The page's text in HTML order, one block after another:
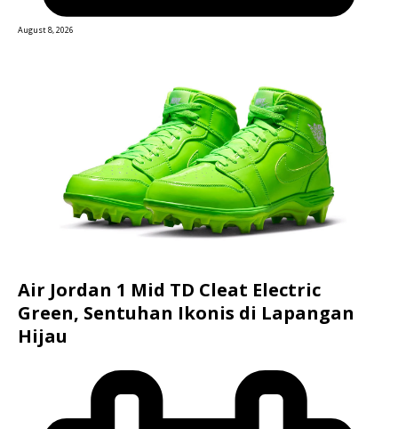
August 8, 2026
Air Jordan 1 Mid TD Cleat Electric
Green, Sentuhan Ikonis di Lapangan
Hijau